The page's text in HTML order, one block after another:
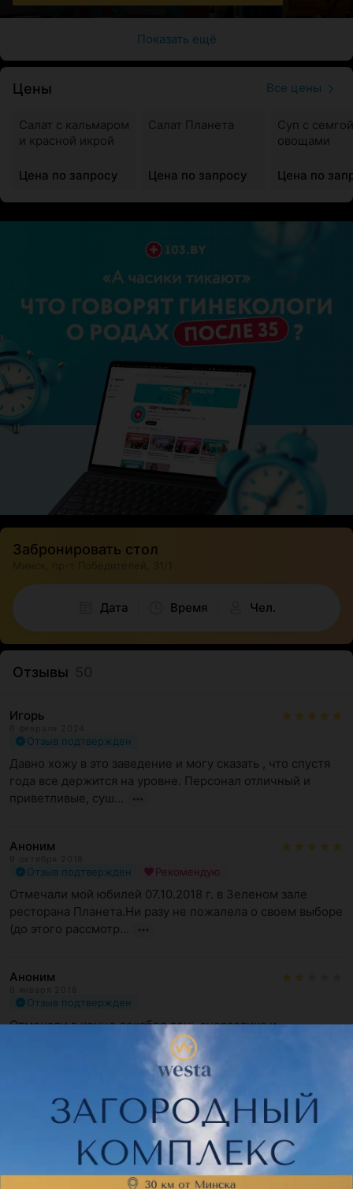
Показать ещё
Цены Все цены
Салат с кальмаром
и красной икрой
Цена по запросу
Салат Планета
Цена по запросу
Суп с
овощами
Цена по
Забронировать стол
Дата Время Чел.
Отзывы
Игорь
Отзыв подтвержден
Давно хожу в это заведение и могу сказать , что спустя
года все держится на уровне. Персонал отличный и
приветливые, суш...
Аноним
Отзыв подтвержден Рекомендую
Отмечали мой юбилей 07.10.2018 г. в Зеленом зале
ресторана Планета.Ни разу не пожалела о своем выборе
(до этого рассмотр...
Аноним
Отзыв подтвержден
Отмечали в конце декабря день энергетика и
корпоратив: впечатления ужасные. Еды было мало, салат
Показать ещё
Поделитесь мнением